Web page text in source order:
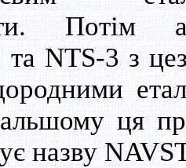
Потім
NTS-3 з
ця
назву